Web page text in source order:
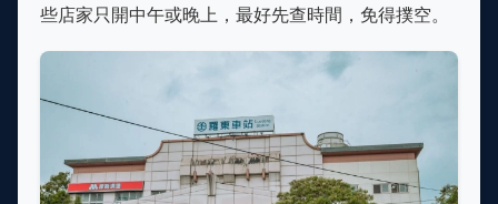
些店家只開中午或晚上，最好先查時間，免得撲空。